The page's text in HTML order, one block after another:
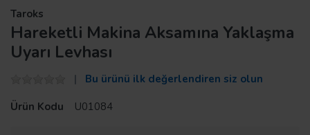
Taroks
Hareketli Makina Aksamına Yaklaşma
Uyarı Levhası
Bu ürünü ilk değerlendiren siz olun
Ürün Kodu
U01084